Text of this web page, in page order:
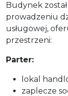
Budynek
prowadzeniu
usługowej,
przestrzeni:
Parter:
lokal
zaplecze